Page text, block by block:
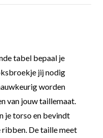
tabel bepaal je
jij nodig
worden
van jouw taillemaat.
je torso en bevindt
ribben. De taille meet